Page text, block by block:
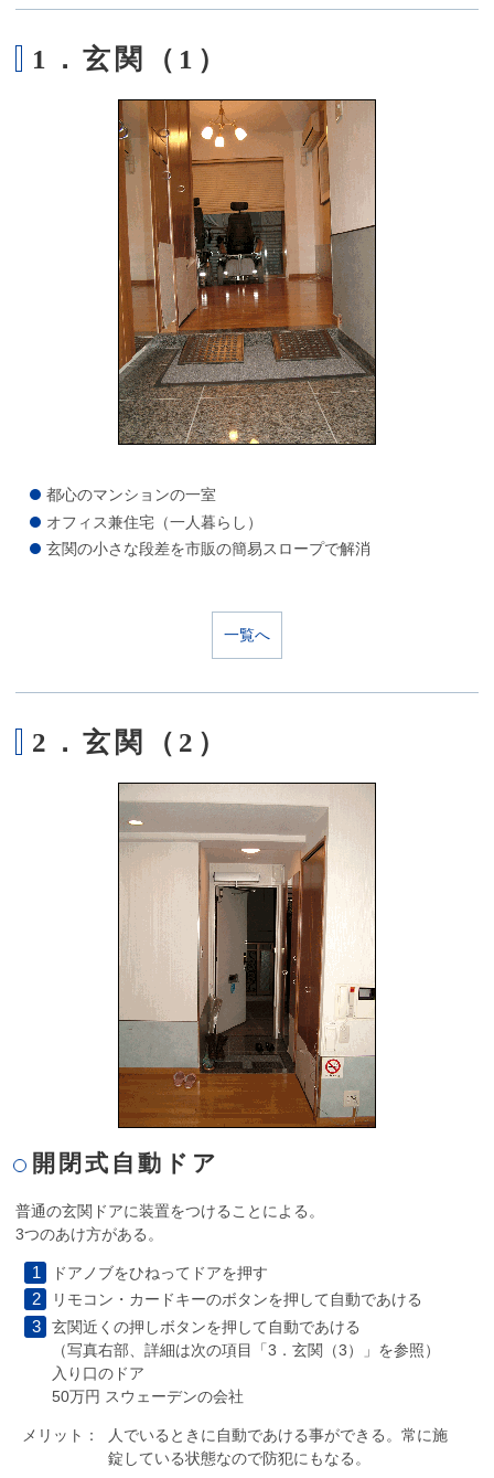
1．玄関（1）
都心のマンションの一室
オフィス兼住宅（一人暮らし）
玄関の小さな段差を市販の簡易スロープで解消
一覧へ
2．玄関（2）
開閉式自動ドア
普通の玄関ドアに装置をつけることによる。
3つのあけ方がある。
ドアノブをひねってドアを押す
リモコン・カードキーのボタンを押して自動であける
玄関近くの押しボタンを押して自動であける
（写真右部、詳細は次の項目「3．玄関（3）」を参照）
入り口のドア
50万円 スウェーデンの会社
メリット：
人でいるときに自動であける事ができる。常に施
錠している状態なので防犯にもなる。